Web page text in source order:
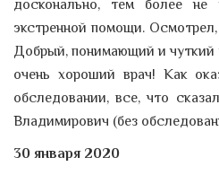
досконально, тем более
экстренной помощи.
Добрый, понимающий и чуткий
очень хороший врач! Как
обследовании, все, что
Владимирович (без
30 января 2020